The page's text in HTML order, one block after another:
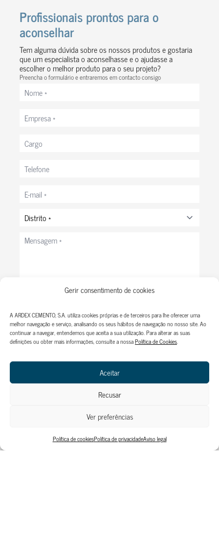
Gerir consentimento de cookies
A ARDEX CEMENTO, S.A. utiliza cookies próprias e de terceiros para lhe oferecer uma
melhor navegação e serviço, analisando os seus hábitos de navegação no nosso site. Ao
continuar a navegar, entendemos que aceita a sua utilização. Para alterar as suas
definições ou obter mais informações, consulte a nossaPolítica de Cookies.
Aceitar
Recusar
Ver preferências
Política de cookiesPolítica de privacidadeAviso legal
Profissionais prontos para o
aconselhar
Tem alguma dúvida sobre os nossos produtos e gostaria
que um especialista o aconselhasse e o ajudasse a
escolher o melhor produto para o seu projeto?
Preencha o formulário e entraremos em contacto consigo
eletrónico
Distrito
Mensagem
Declaro ter lido e aceito todos os termos da
Enviar